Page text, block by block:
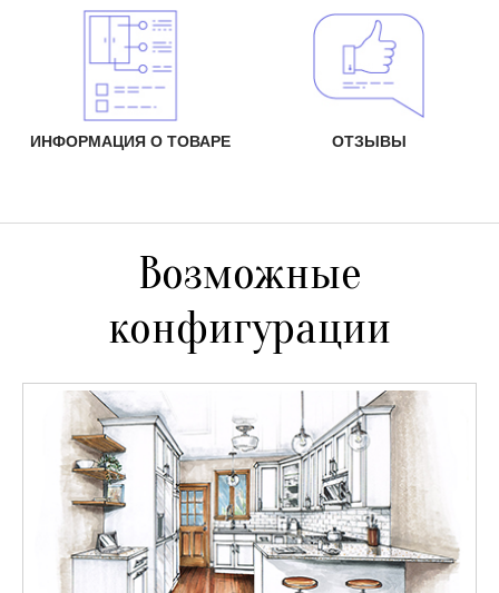
ИНФОРМАЦИЯ О ТОВАРЕ ОТЗЫВЫ
Возможные
конфигурации